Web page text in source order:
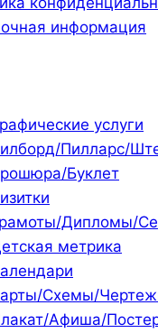
информация
услуги
Пилларс/
Буклет
Дипломы/
метрика
Схемы/
Афиша/